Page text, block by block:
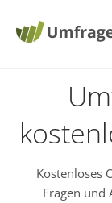
Kostenloses
Fragen und